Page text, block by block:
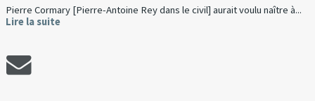
Pierre Cormary [Pierre-Antoine Rey dans le civil] aurait voulu naître à...
Lire la suite